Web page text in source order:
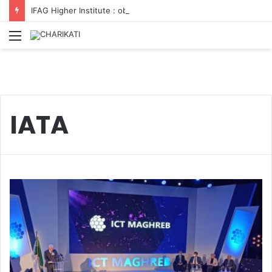
IFAG Higher Institute : obtient la certification ISO 9001
Menu
IATA